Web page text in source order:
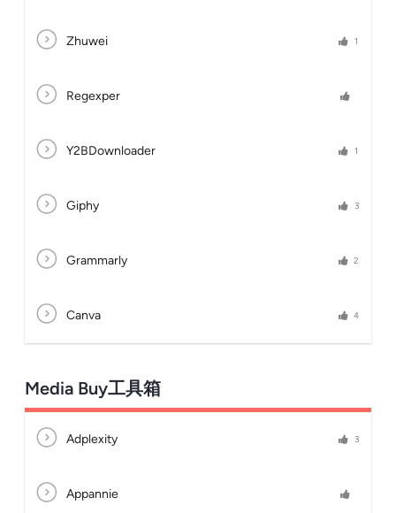
Zhuwei 1
Regexper
Y2BDownloader 1
Giphy 3
Grammarly 2
Canva 4
Media Buy工具箱
Adplexity 3
Appannie